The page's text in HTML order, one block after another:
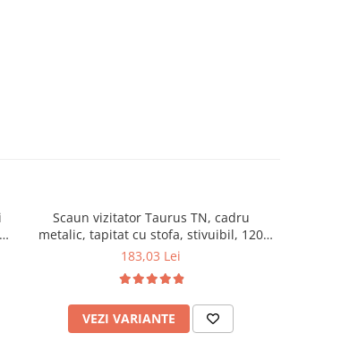
Scaun vizitator Taurus TN, cadru
metalic, tapitat cu stofa, stivuibil, 120
kg, negru
183,03 Lei
VEZI VARIANTE